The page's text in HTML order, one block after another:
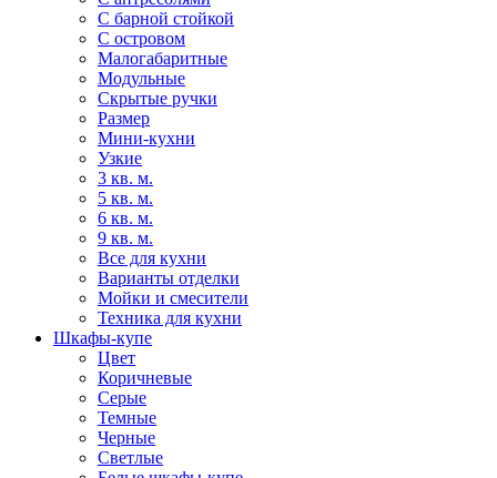
С барной стойкой
С островом
Малогабаритные
Модульные
Скрытые ручки
Размер
Мини-кухни
Узкие
3 кв. м.
5 кв. м.
6 кв. м.
9 кв. м.
Все для кухни
Варианты отделки
Мойки и смесители
Техника для кухни
Шкафы-купе
Цвет
Коричневые
Серые
Темные
Черные
Светлые